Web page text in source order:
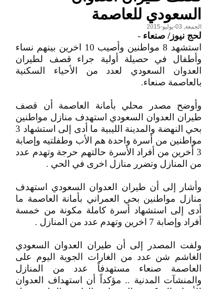
السعودي للعاصمة
الجمعة, 03-يوليو-2015
لحج نيوز/ صنعاء -
استشهد 8 مواطنين وأصيب 10 اخرين بينهم نساء
وأطفال في حصيلة أولية جراء قصف لطيران
العدوان السعودي لعدد من الأحياء السكنية
بالعاصمة صنعاء.
وأوضح مصدر محلي بأمانة العاصمة أن قصف
طيران العدوان السعودي استهدف منازل مواطنين
بحي النهضة والمدينة الليبية ما أدى إلى استشهاد 3
مواطنين من أسرة واحدة هم الأب وطفلتيه وإصابة
3 أخرين من أفراد الأسرة حالتهم حرجة وتهدم عدد
من المنازل وتضرر منازل اخرى في الحي .
وأشار إلى أن طيران العدوان السعودي استهدف
منازل مواطنين بحي العمراني بأمانة العاصمة ما
أدى إلى استشهاد أسرة كاملة مكونة من خمسة
أفراد وإصابة 7 اخرين وتهدم عدد من المنازل .
ولفت المصدر إلى أن طيران العدوان السعودي
الغاشم شن عدد من الغارات الجوية اليوم على
العاصمة صنعاء مستهدفاً عدد من المنازل
والمنشآت المدنية .. مؤكداً أن استهداف العدوان